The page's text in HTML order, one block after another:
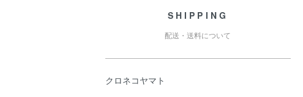
SHIPPING
配送・送料について
クロネコヤマト